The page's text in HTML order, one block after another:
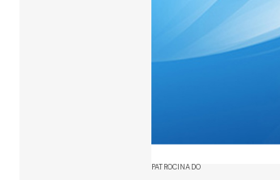
PATROCINADO